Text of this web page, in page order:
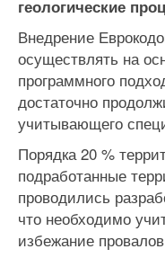
геологические
Внедрение
осуществлять на
программного
достаточно
учитывающего
Порядка 20 %
подработанные
проводились
что необходимо
избежание